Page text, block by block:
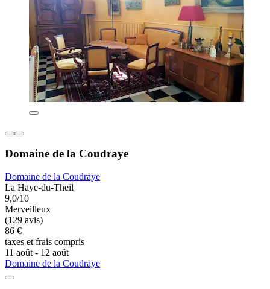
Domaine de la Coudraye
Domaine de la Coudraye
La Haye-du-Theil
9,0/10
Merveilleux
(129 avis)
86 €
taxes et frais compris
11 août - 12 août
Domaine de la Coudraye